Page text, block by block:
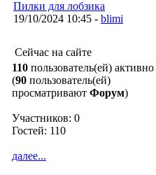
Пилки для лобзика
19/10/2024 10:45 - blimi
Сейчас на сайте
110 пользователь(ей) активно
(90 пользователь(ей)
просматривают Форум)
Участников: 0
Гостей: 110
далее...